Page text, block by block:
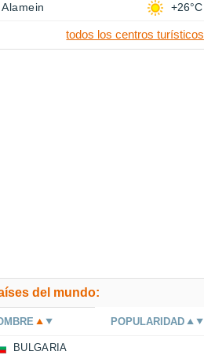
Alamein +26°C
todos los centros turísticos
del mundo:
POPULARIDAD
BULGARIA